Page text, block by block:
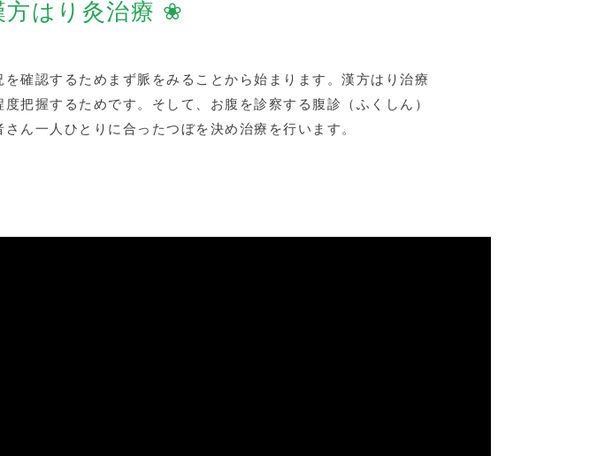
はり灸治療 ❀
確認するためまず脈をみることから始まります。漢方はり治療
把握するためです。そして、お腹を診察する腹診（ふくしん）
ん一人ひとりに合ったつぼを決め治療を行います。